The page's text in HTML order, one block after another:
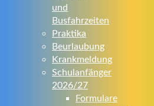
und
Busfahrzeiten
Praktika
Beurlaubung
Krankmeldung
Schulanfänger
2026/27
Formulare